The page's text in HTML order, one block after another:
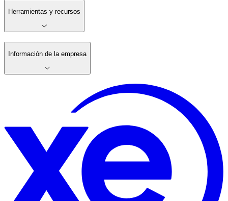
Herramientas y recursos
Información de la empresa